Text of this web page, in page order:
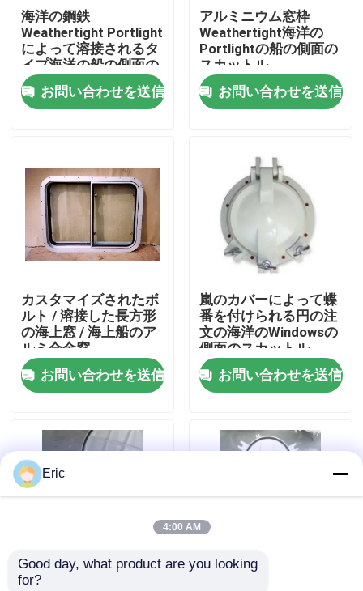
製品
企業情報
品質管理
お問い合わせ
見積依頼
Company News
海洋の Windows
海洋の鋼鉄
Weathertight Portlight
によって溶接されるタ
イプ海洋の船の側面の
スカットル
お問い合わせを送信
アルミニウム窓枠
Weathertight海洋の
Portlightの船の側面の
スカットル
お問い合わせを送信
カスタマイズされたボ
ルト / 溶接した長方形
の海上窓 / 海上船のア
ルミ合金窓
お問い合わせを送信
嵐のカバーによって蝶
番を付けられる円の注
文の海洋のWindowsの
側面のスカットル
お問い合わせを送信
嵐カバーが付いている
Eric
4:00 AM
Good day, what product are you looking
for?